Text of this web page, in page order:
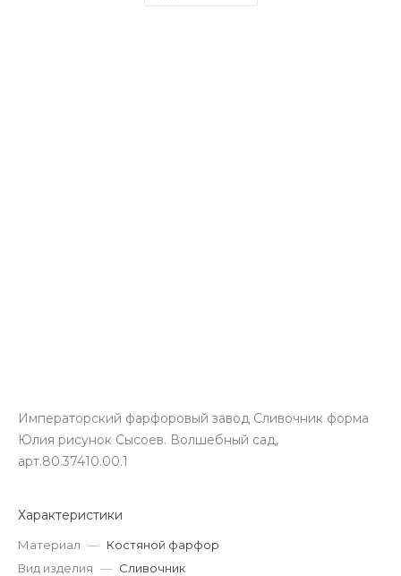
Императорский фарфоровый завод Сливочник форма
Юлия рисунок Сысоев. Волшебный сад,
арт.80.37410.00.1
Характеристики
Материал — Костяной фарфор
Вид изделия — Сливочник